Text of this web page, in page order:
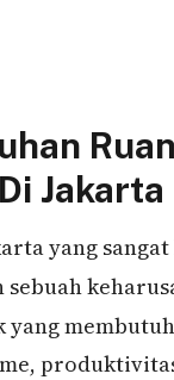
Jakarta
yang